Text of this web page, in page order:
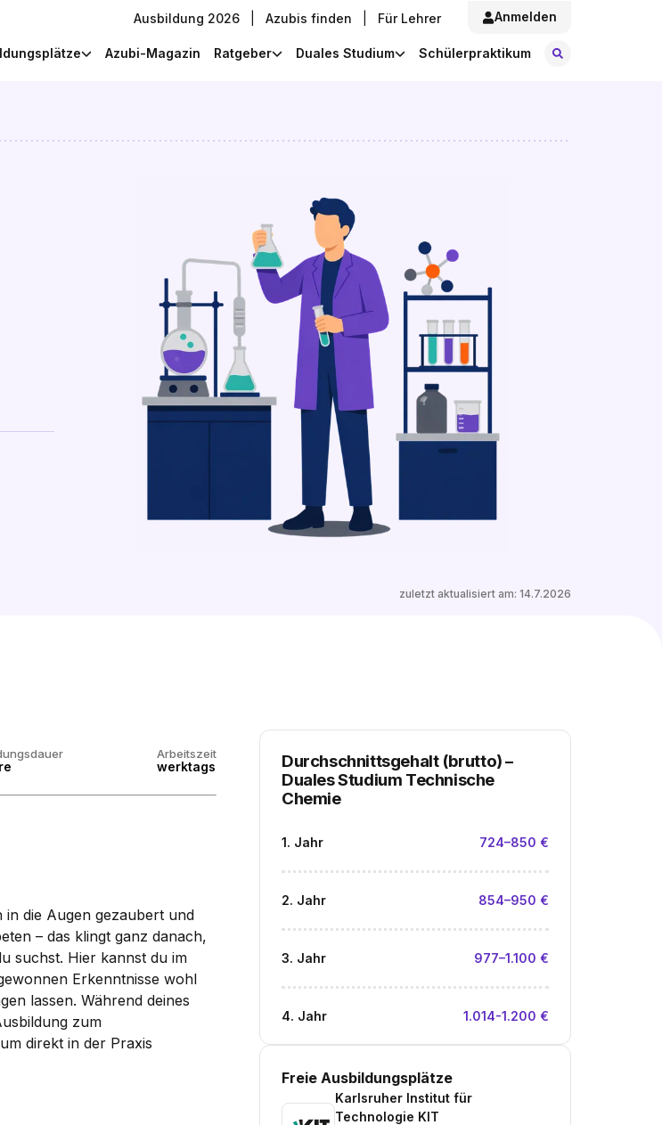
Ausbildung 2026 Azubis finden Für Lehrer Anmelden
Azubi-Magazin Ratgeber Duales Studium Schülerpraktikum
zuletzt aktualisiert am: 14.7.2026
Arbeitszeit
werktags
die Augen gezaubert und
– das klingt ganz danach,
suchst. Hier kannst du im
Erkenntnisse wohl
lassen. Während deines
zum
direkt in der Praxis
Durchschnittsgehalt (brutto)–
Duales Studium Technische
Chemie
1. Jahr 724–850 €
2. Jahr 854–950 €
3. Jahr 977–1.100 €
4. Jahr 1.014-1.200 €
Freie Ausbildungsplätze
Karlsruher Institut für
Technologie KIT